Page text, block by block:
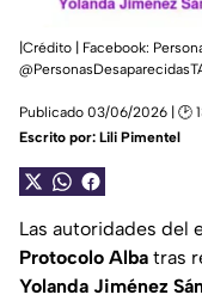
|Crédito | Facebook:
Publicado 03/06/2026 | 🕑
Escrito por: Lili Pimentel
Las autoridades del
Protocolo Alba tras
Yolanda Jiménez